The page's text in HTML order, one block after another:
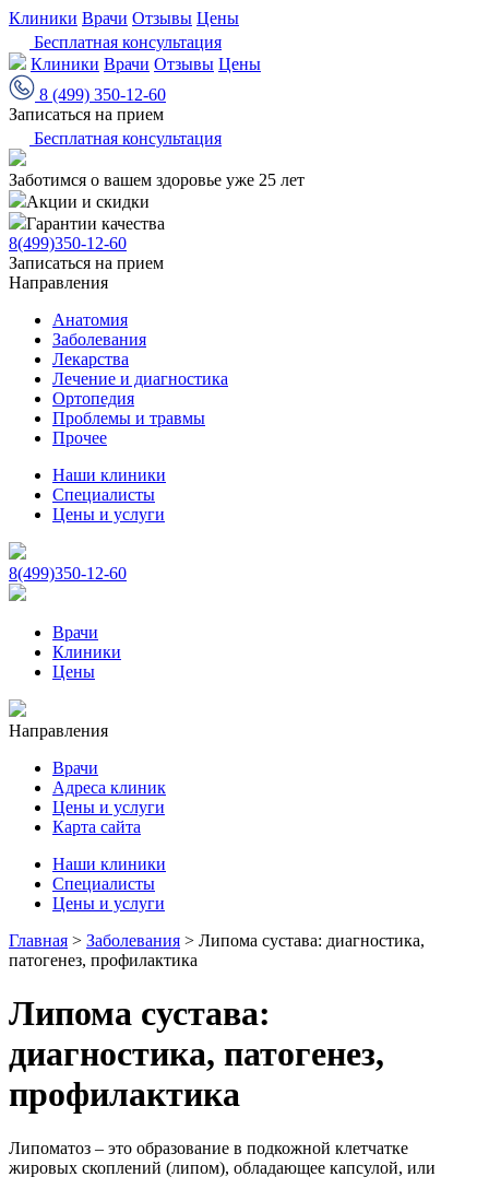
Клиники Врачи Отзывы Цены
Бесплатная консультация
Клиники Врачи Отзывы Цены
8 (499) 350-12-60
Записаться на прием
Бесплатная консультация
Заботимся о вашем здоровье уже 25 лет
Акции и скидки
Гарантии качества
8(499)350-12-60
Записаться на прием
Направления
Анатомия
Заболевания
Лекарства
Лечение и диагностика
Ортопедия
Проблемы и травмы
Прочее
Наши клиники
Специалисты
Цены и услуги
8(499)350-12-60
Врачи
Клиники
Цены
Направления
Врачи
Адреса клиник
Цены и услуги
Карта сайта
Наши клиники
Специалисты
Цены и услуги
Главная > Заболевания > Липома сустава: диагностика,
патогенез, профилактика
Липома сустава:
диагностика, патогенез,
профилактика
Липоматоз – это образование в подкожной клетчатке
жировых скоплений (липом), обладающее капсулой, или